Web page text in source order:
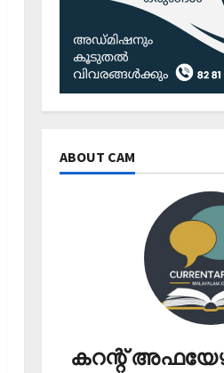
ABOUT CAM
കറന്റ്